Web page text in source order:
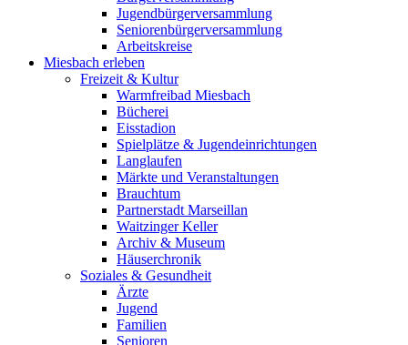
Jugendbürgerversammlung
Seniorenbürgerversammlung
Arbeitskreise
Miesbach erleben
Freizeit & Kultur
Warmfreibad Miesbach
Bücherei
Eisstadion
Spielplätze & Jugendeinrichtungen
Langlaufen
Märkte und Veranstaltungen
Brauchtum
Partnerstadt Marseillan
Waitzinger Keller
Archiv & Museum
Häuserchronik
Soziales & Gesundheit
Ärzte
Jugend
Familien
Senioren